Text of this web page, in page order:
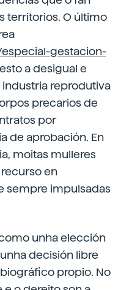
territorios. O último
gestacion-
a desigual e
reprodutiva
precarios de
por
de aprobación. En
moitas mulleres
en
sempre impulsadas
unha elección
decisión libre
propio. No